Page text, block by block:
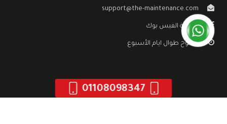
support@the-maintenance.com
صفحة الفيس بوك
مفتوح طوال ايام الأسبوع
01108098347